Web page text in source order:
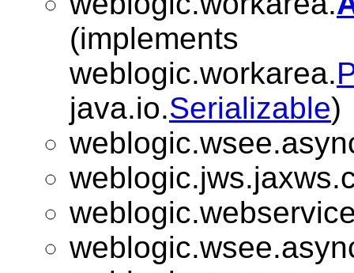
(implements
weblogic.workarea.
java.io.Serializable)